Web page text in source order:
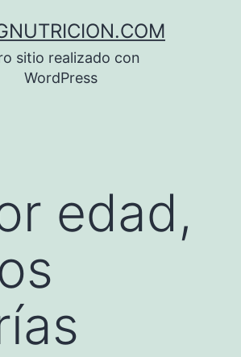
sitio realizado con
WordPress
edad,